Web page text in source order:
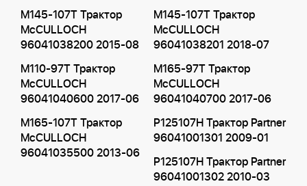
M145-107T Трактор
McCULLOCH
96041038200 2015-08
M145-107T Трактор
McCULLOCH
96041038201 2018-07
M110-97T Трактор
McCULLOCH
96041040600 2017-06
M165-97T Трактор
McCULLOCH
96041040700 2017-06
M165-107T Трактор
McCULLOCH
96041035500 2013-06
P125107H Трактор Partner
96041001301 2009-01
P125107H Трактор Partner
96041001302 2010-03